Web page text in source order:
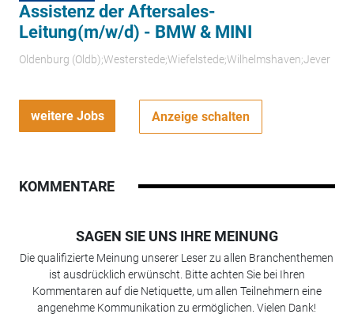
Assistenz der Aftersales-
Leitung(m/w/d) - BMW & MINI
Oldenburg (Oldb);Westerstede;Wiefelstede;Wilhelmshaven;Jever
weitere Jobs Anzeige schalten
KOMMENTARE
SAGEN SIE UNS IHRE MEINUNG
Die qualifizierte Meinung unserer Leser zu allen Branchenthemen
ist ausdrücklich erwünscht. Bitte achten Sie bei Ihren
Kommentaren auf die Netiquette, um allen Teilnehmern eine
angenehme Kommunikation zu ermöglichen. Vielen Dank!